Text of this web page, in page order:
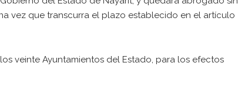
vez que transcurra el plazo establecido en el artículo
veinte Ayuntamientos del Estado, para los efectos